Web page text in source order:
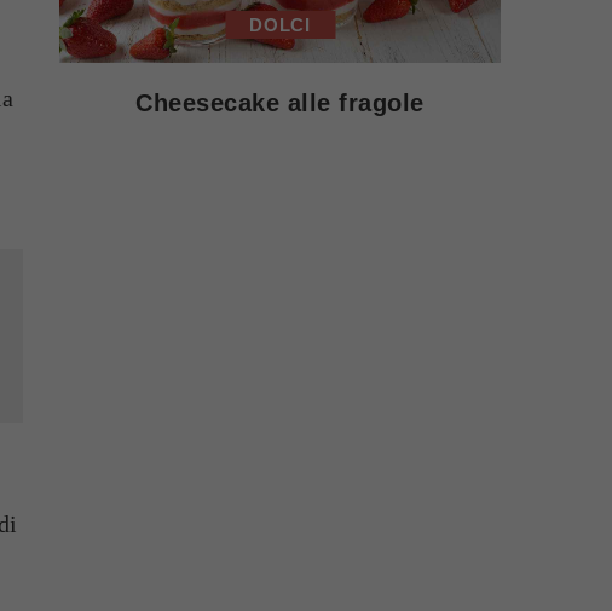
DOLCI
Cheesecake alle fragole